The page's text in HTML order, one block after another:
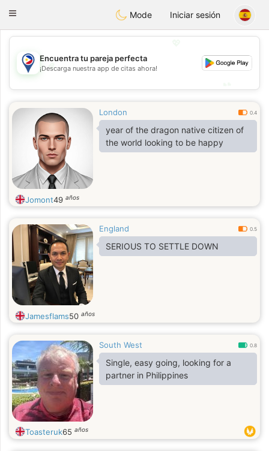
Philippines Chat
Toggle
Mode Iniciar sesión
💖
💕
Encuentra tu pareja perfecta
¡Descarga nuestra app de citas ahora!
London 0.4
year of the dragon native citizen of
the world looking to be happy
Jomont49 años
England 0.5
SERIOUS TO SETTLE DOWN
Jamesflams50 años
South West 0.8
Single, easy going, looking for a
partner in Philippines
Toasteruk65 años